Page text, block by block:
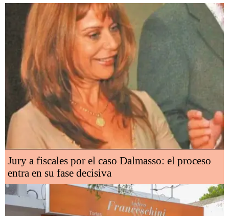
Jury a fiscales por el caso Dalmasso: el proceso
entra en su fase decisiva